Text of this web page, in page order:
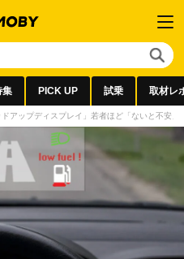
集 PICK UP 試乗 取材レ
アップディスプレイ」若者ほど「ないと不安